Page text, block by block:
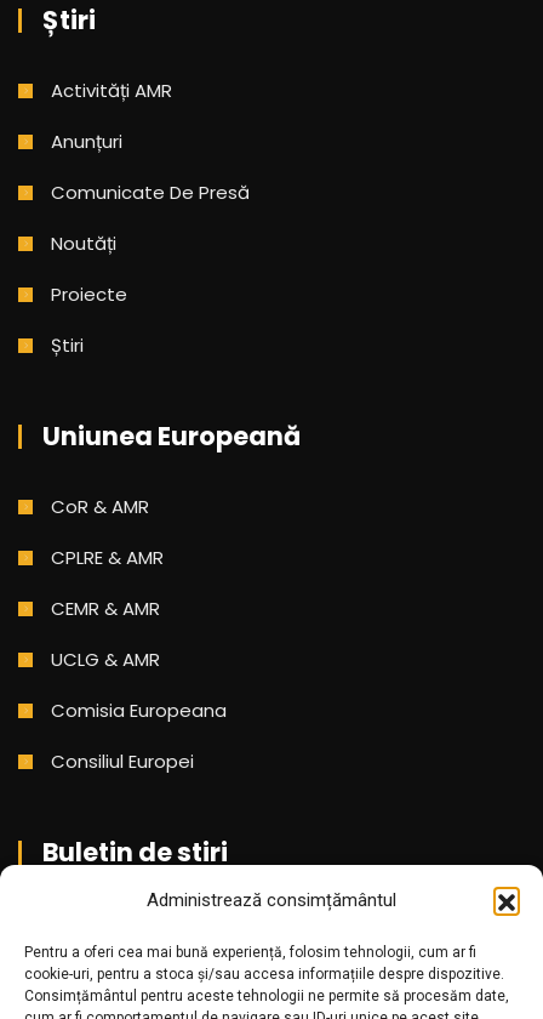
Administrează consimțământul
Pentru a oferi cea mai bună experiență, folosim tehnologii, cum ar fi
cookie-uri, pentru a stoca și/sau accesa informațiile despre dispozitive.
Consimțământul pentru aceste tehnologii ne permite să procesăm date,
Știri
Activități AMR
Anunțuri
Comunicate De Presă
Noutăți
Proiecte
Știri
Uniunea Europeană
CoR & AMR
CPLRE & AMR
CEMR & AMR
UCLG & AMR
Comisia Europeana
Consiliul Europei
Buletin de stiri
Aboneaza-te pentru a primi cele mai noi stiri din partea
noastra!